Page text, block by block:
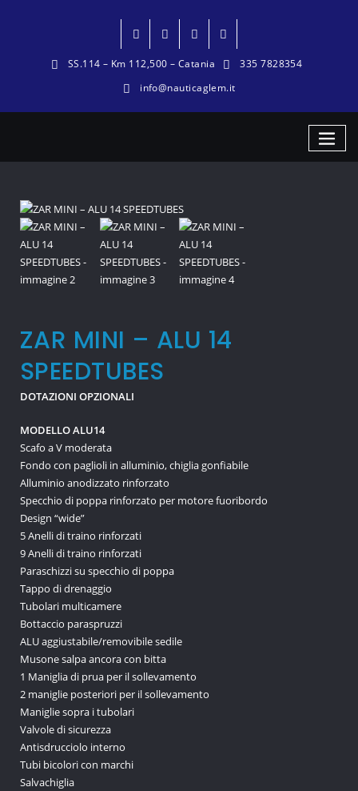
SS.114 – Km 112,500 – Catania
335 7828354
info@nauticaglem.it
ZAR MINI – ALU 14
SPEEDTUBES
DOTAZIONI OPZIONALI
MODELLO ALU14
Scafo a V moderata
Fondo con paglioli in alluminio, chiglia gonfiabile
Alluminio anodizzato rinforzato
Specchio di poppa rinforzato per motore fuoribordo
Design “wide”
5 Anelli di traino rinforzati
9 Anelli di traino rinforzati
Paraschizzi su specchio di poppa
Tappo di drenaggio
Tubolari multicamere
Bottaccio paraspruzzi
ALU aggiustabile/removibile sedile
Musone salpa ancora con bitta
1 Maniglia di prua per il sollevamento
2 maniglie posteriori per il sollevamento
Maniglie sopra i tubolari
Valvole di sicurezza
Antisdrucciolo interno
Tubi bicolori con marchi
Salvachiglia